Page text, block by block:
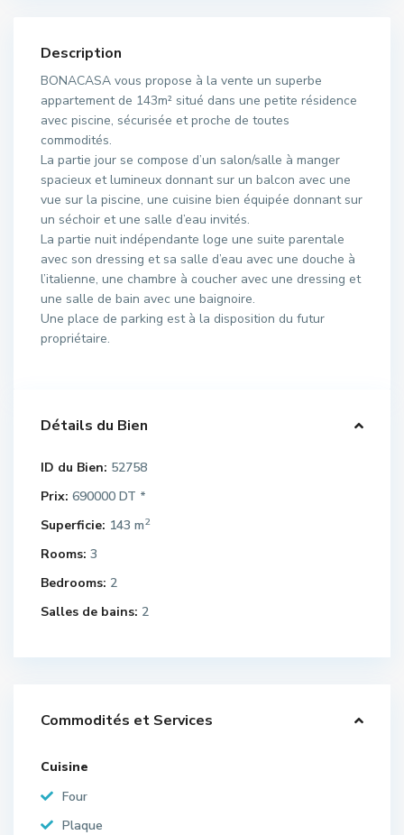
Description
BONACASA vous propose à la vente un superbe
appartement de 143m² situé dans une petite résidence
avec piscine, sécurisée et proche de toutes
commodités.
La partie jour se compose d’un salon/salle à manger
spacieux et lumineux donnant sur un balcon avec une
vue sur la piscine, une cuisine bien équipée donnant sur
un séchoir et une salle d’eau invités.
La partie nuit indépendante loge une suite parentale
avec son dressing et sa salle d’eau avec une douche à
l’italienne, une chambre à coucher avec une dressing et
une salle de bain avec une baignoire.
Une place de parking est à la disposition du futur
propriétaire.
Détails du Bien
ID du Bien: 52758
Prix: 690000 DT *
Superficie: 143 m2
Rooms: 3
Bedrooms: 2
Salles de bains: 2
Commodités et Services
Cuisine
Four
Plaque